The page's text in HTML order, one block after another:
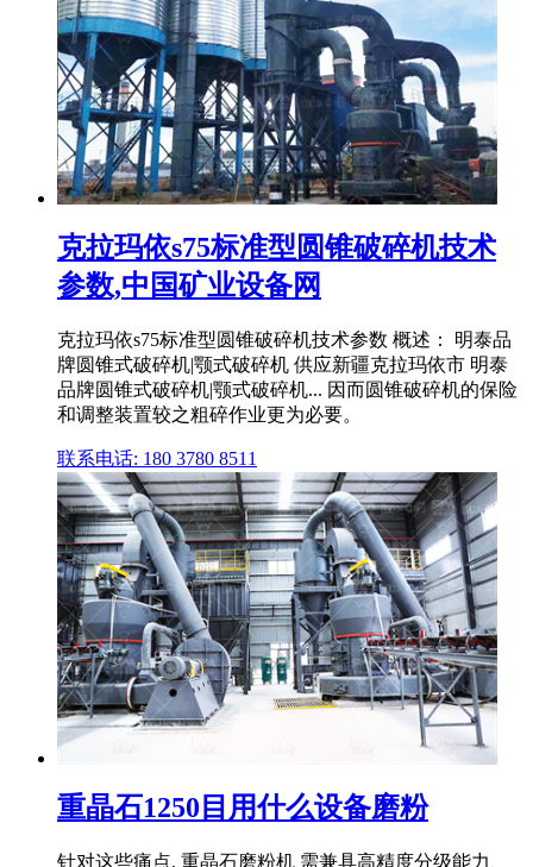
克拉玛依s75标准型圆锥破碎机技术
参数,中国矿业设备网
克拉玛依s75标准型圆锥破碎机技术参数 概述： 明泰品
牌圆锥式破碎机|颚式破碎机 供应新疆克拉玛依市 明泰
品牌圆锥式破碎机|颚式破碎机... 因而圆锥破碎机的保险
和调整装置较之粗碎作业更为必要。
联系电话: 180 3780 8511
重晶石1250目用什么设备磨粉
针对这些痛点, 重晶石磨粉机 需兼具高精度分级能力、